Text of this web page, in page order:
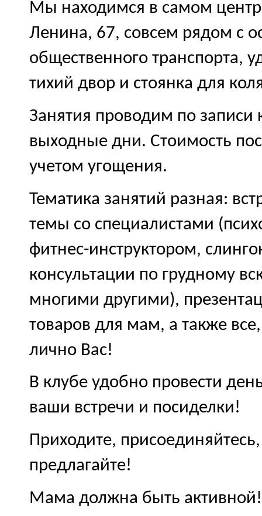
Мы находимся в самом
Ленина, 67, совсем рядом с
общественного транспорта,
тихий двор и стоянка для
Занятия проводим по записи
выходные дни. Стоимость
учетом угощения.
Тематика занятий разная:
темы со специалистами
фитнес-инструктором,
консультации по грудному
многими другими),
товаров для мам, а также все,
лично Вас!
В клубе удобно провести
ваши встречи и посиделки!
Приходите,
предлагайте!
Мама должна быть активной!